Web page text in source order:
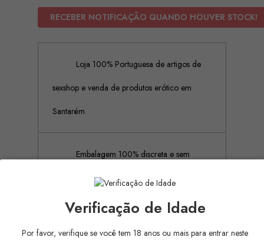
RECEBER NOTIFICAÇÃO QUANDO HOUVER STOCK!
Loja 100% Portuguesa de artigos de
sexshop e venda de produtos erótico em
Santarém
Embalagem 100% discreta e sem
rótulos ou publicidades
Verificação de Idade
Por favor, verifique se você tem 18 anos ou mais para entrar neste